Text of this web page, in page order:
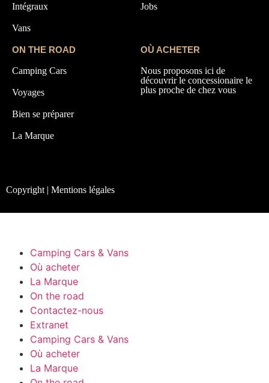
Intégraux
Vans
Jobs
ON THE ROAD
Camping Cars
Voyages
Bien se préparer
La Marque
OÙ ACHETER
Nous proposons ici de
découvrir le concessionaire le
plus proche de chez vous
Copyright | Mentions légales
Camping Cars & Vans
Où acheter
La Marque
On the road
Contactez-nous
Extranet
Camping Cars & Vans
Où acheter
La Marque